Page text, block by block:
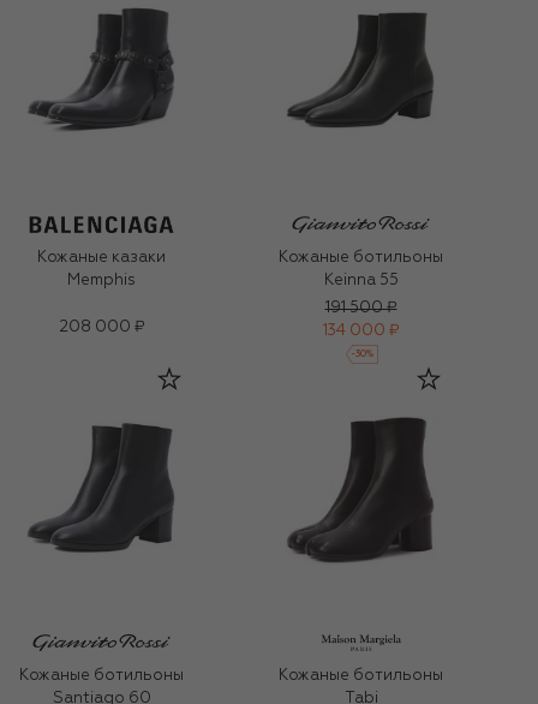
Кожаные казаки
Memphis
208 000 ₽
Кожаные ботильоны
Keinna 55
191 500 ₽
134 000 ₽
-30%
Кожаные ботильоны
Santiago 60
Кожаные ботильоны
Tabi